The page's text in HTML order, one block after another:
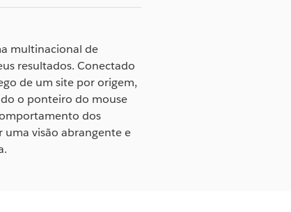
multinacional de
resultados. Conectado
de um site por origem,
o ponteiro do mouse
dos
uma visão abrangente e